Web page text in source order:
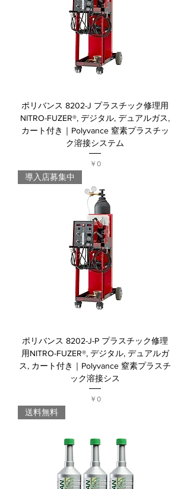
ポリバンス 8202-J プラスチック修理用
NITRO-FUZER®, デジタル, デュアルガス,
カート付き｜Polyvance 窒素プラスチッ
ク溶接システム
価格
￥0
導入店募集中
ポリバンス 8202-J-P プラスチック修理
用NITRO-FUZER®, デジタル, デュアルガ
ス, カート付き｜Polyvance 窒素プラスチ
ック溶接シス
価格
￥0
送料無料